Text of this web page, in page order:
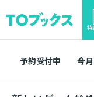
特
予約受付中 今